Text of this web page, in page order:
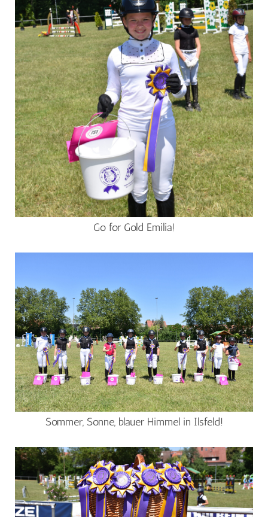
Go for Gold Emilia!
Sommer, Sonne, blauer Himmel in Ilsfeld!